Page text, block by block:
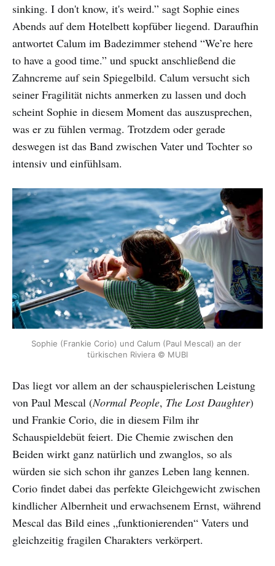
sinking. I don't know, it's weird.” sagt Sophie eines
Abends auf dem Hotelbett kopfüber liegend. Daraufhin
antwortet Calum im Badezimmer stehend “We’re here
to have a good time.” und spuckt anschließend die
Zahncreme auf sein Spiegelbild. Calum versucht sich
seiner Fragilität nichts anmerken zu lassen und doch
scheint Sophie in diesem Moment das auszusprechen,
was er zu fühlen vermag. Trotzdem oder gerade
deswegen ist das Band zwischen Vater und Tochter so
intensiv und einfühlsam.
Sophie (Frankie Corio) und Calum (Paul Mescal) an der
türkischen Riviera © MUBI
Das liegt vor allem an der schauspielerischen Leistung
von Paul Mescal (Normal People, The Lost Daughter)
und Frankie Corio, die in diesem Film ihr
Schauspieldebüt feiert. Die Chemie zwischen den
Beiden wirkt ganz natürlich und zwanglos, so als
würden sie sich schon ihr ganzes Leben lang kennen.
Corio findet dabei das perfekte Gleichgewicht zwischen
kindlicher Albernheit und erwachsenem Ernst, während
Mescal das Bild eines „funktionierenden“ Vaters und
gleichzeitig fragilen Charakters verkörpert.